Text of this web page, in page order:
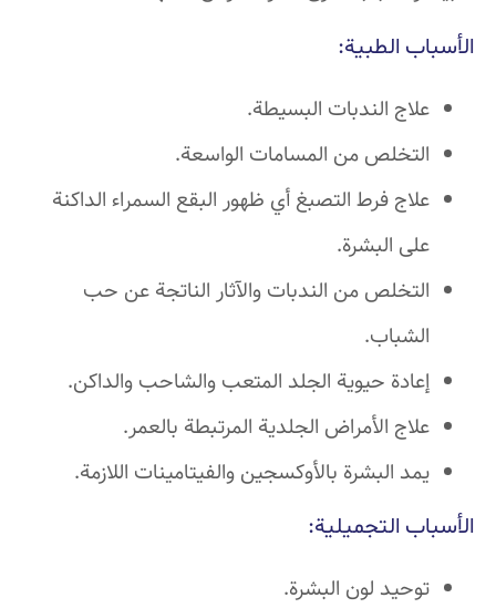
الأسباب الطبية:
علاج الندبات البسيطة.
التخلص من المسامات الواسعة.
علاج فرط التصبغ أي ظهور البقع السمراء الداكنة
على البشرة.
التخلص من الندبات والآثار الناتجة عن حب
الشباب.
إعادة حيوية الجلد المتعب والشاحب والداكن.
علاج الأمراض الجلدية المرتبطة بالعمر.
يمد البشرة بالأوكسجين والفيتامينات اللازمة.
الأسباب التجميلية:
توحيد لون البشرة.